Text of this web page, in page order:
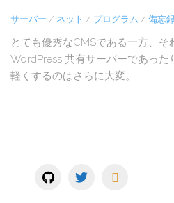
サーバー / ネット / プログラム / 備忘
とても優秀なCMSである一方、そ
WordPress 共有サーバーであった
軽くするのはさらに大変。...